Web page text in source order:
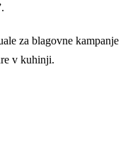
za blagovne kampanje
v kuhinji.